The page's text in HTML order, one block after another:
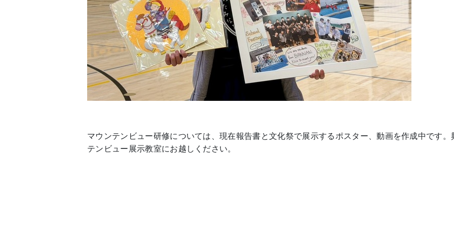
マウンテンビュー研修については、現在報告書と文化祭で展示するポスター、動画を作成中です
テンビュー展示教室にお越しください。